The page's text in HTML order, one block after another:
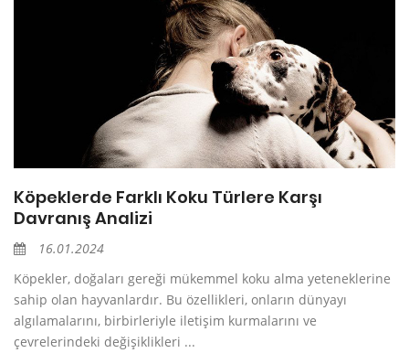
Köpeklerde Farklı Koku Türlere Karşı
Davranış Analizi
16.01.2024
Köpekler, doğaları gereği mükemmel koku alma yeteneklerine
sahip olan hayvanlardır. Bu özellikleri, onların dünyayı
algılamalarını, birbirleriyle iletişim kurmalarını ve
çevrelerindeki değişiklikleri ...